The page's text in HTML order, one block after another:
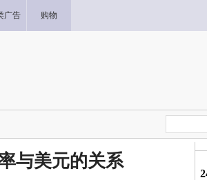
广告 购物
与美元的关系